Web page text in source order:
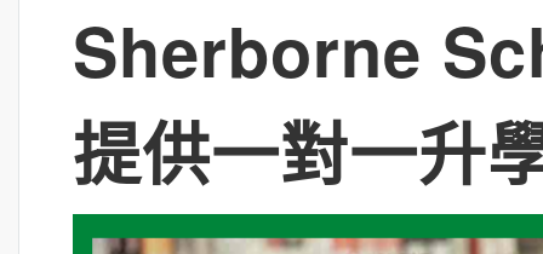
Sherborne
提供一對一升